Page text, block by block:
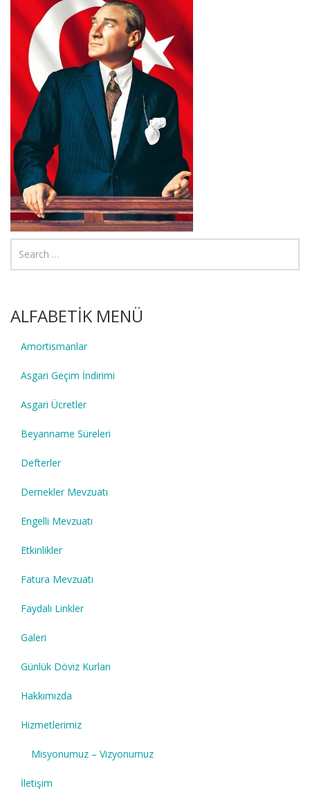
ALFABETİK MENÜ
Amortismanlar
Asgari Geçim İndirimi
Asgari Ücretler
Beyanname Süreleri
Defterler
Dernekler Mevzuatı
Engelli Mevzuatı
Etkinlikler
Fatura Mevzuatı
Faydalı Linkler
Galeri
Günlük Döviz Kurları
Hakkımızda
Hizmetlerimiz
Misyonumuz – Vizyonumuz
İletişim